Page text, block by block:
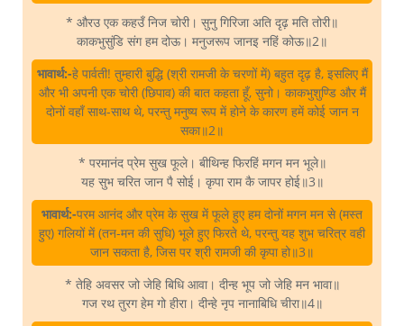
* औरउ एक कहउँ निज चोरी। सुनु गिरिजा अति दृढ़ मति तोरी॥
काकभुसुंडि संग हम दोऊ। मनुजरूप जानइ नहिं कोऊ॥2॥
भावार्थ:-हे पार्वती! तुम्हारी बुद्धि (श्री रामजी के चरणों में) बहुत दृढ़ है, इसलिए मैं
और भी अपनी एक चोरी (छिपाव) की बात कहता हूँ, सुनो। काकभुशुण्डि और मैं
दोनों वहाँ साथ-साथ थे, परन्तु मनुष्य रूप में होने के कारण हमें कोई जान न
सका॥2॥
* परमानंद प्रेम सुख फूले। बीथिन्ह फिरहिं मगन मन भूले॥
यह सुभ चरित जान पै सोई। कृपा राम कै जापर होई॥3॥
भावार्थ:-परम आनंद और प्रेम के सुख में फूले हुए हम दोनों मगन मन से (मस्त
हुए) गलियों में (तन-मन की सुधि) भूले हुए फिरते थे, परन्तु यह शुभ चरित्र वही
जान सकता है, जिस पर श्री रामजी की कृपा हो॥3॥
* तेहि अवसर जो जेहि बिधि आवा। दीन्ह भूप जो जेहि मन भावा॥
गज रथ तुरग हेम गो हीरा। दीन्हे नृप नानाबिधि चीरा॥4॥